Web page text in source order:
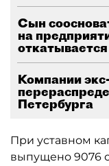
Сын
на
Компании
Петербурга
При уставном
выпущено 9076